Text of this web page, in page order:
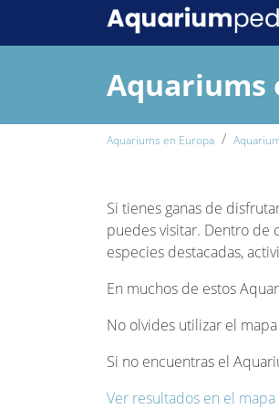
Aquariums
Aquariums en Europa
Si tienes ganas de
puedes visitar. Dentro de
especies destacadas,
En muchos de estos
No olvides utilizar el
Si no encuentras el
Ver resultados en el mapa